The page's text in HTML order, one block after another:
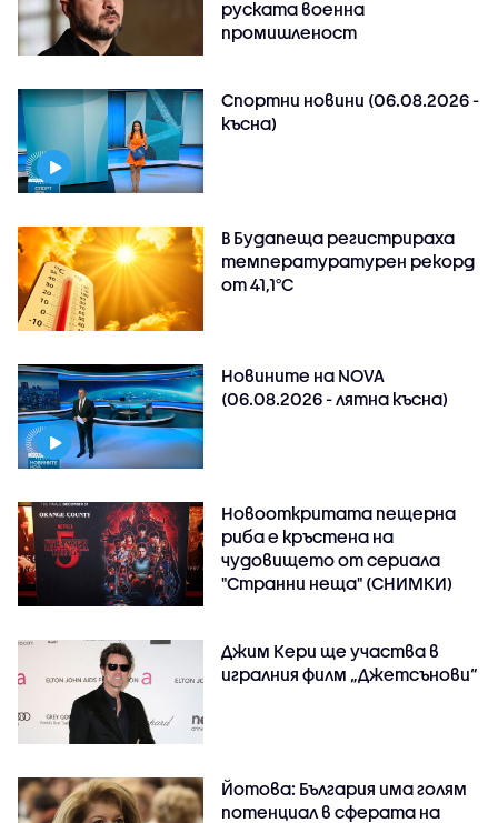
руската военна
промишленост
Спортни новини (06.08.2026 -
късна)
В Будапеща регистрираха
температуратурен рекорд
от 41,1°C
Новините на NOVA
(06.08.2026 - лятна късна)
Новооткритата пещерна
риба е кръстена на
чудовището от сериала
"Странни неща" (СНИМКИ)
Джим Кери ще участва в
игралния филм „Джетсънови“
Йотова: България има голям
потенциал в сферата на